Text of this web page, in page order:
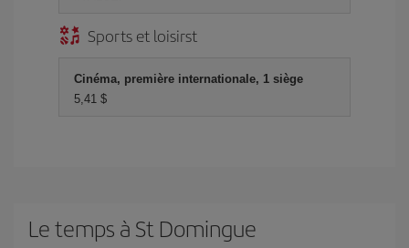
Sports et loisirst
Cinéma, première internationale, 1 siège
5,41 $
Le temps à St Domingue